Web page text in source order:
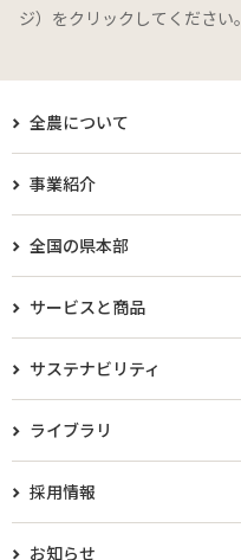
ジ）をクリックしてください。
全農について
事業紹介
全国の県本部
サービスと商品
サステナビリティ
ライブラリ
採用情報
お知らせ